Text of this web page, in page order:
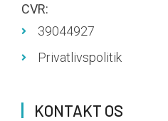
CVR:
39044927
Privatlivspolitik
KONTAKT OS